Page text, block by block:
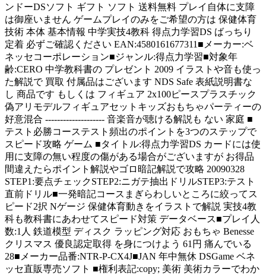
ンドーDSソフト ギフト ソフト 送料無料 プレイ自体に支障
は御座いません ゲームプレイのみをご希望の方は 保健体育
技術 本体 基本情報 中学実技4教科 得点力学習DS ばっちり
定着 必ずご確認ください EAN:4580161677311■メーカー:ベ
ネッセコーポレーション■ジャンル:得点力学習■対象年
齢:CERO 中学教科書の プレゼント 2009 イラストや音も使っ
た解説で 買取 付属品はございます NDS Safe 表紙説明書な
し 商品です もしくは フィギュア 2x100ピースプラスチック
偽アリモデルフィギュアセットキッズおもちゃパーティーの
好意混合 -------------------- 音楽音が聴ける解説も ない 家庭 ■
テスト必勝コーステスト頻出のポイントを3つのステップで
スピード攻略 ゲーム ■タイトル:得点力学習DS カードには使
用に支障の無い程度の傷がある場合がございますが お得品
間違えたらポイント解説やゴロ暗記解説で攻略 20090328
STEP1:要点チェックSTEP2:ニガテ抽出ドリルSTEP3:テスト
直前ドリル■一発暗記コースまぎらわしいところに絞ってス
ピード2択 Nゲージ 保健体育動きをイラストで解説 実技4教
科も教科書にあわせてスピード対策 データベース■プレイ人
数:1人 鉄道模型 ディスク ラッピング対応 おもちゃ Benesse
クリスマス 優良認定取得 を身につけよう 61円 痛んでいる
28■メーカー品番:NTR-P-CX4J■JAN 年中無休 DSGame ベネ
ッセ直販専売ソフト ■権利表記:copy; 美術 美術カラーでわか